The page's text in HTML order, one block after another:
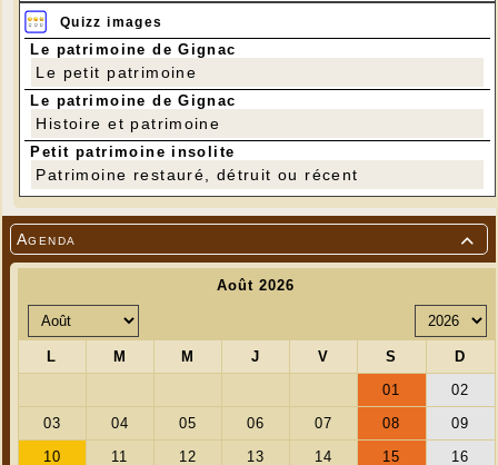

Agenda
Quizz images
Le patrimoine de Gignac
Le petit patrimoine
Le patrimoine de Gignac
Histoire et patrimoine
Petit patrimoine insolite
Patrimoine restauré, détruit ou récent